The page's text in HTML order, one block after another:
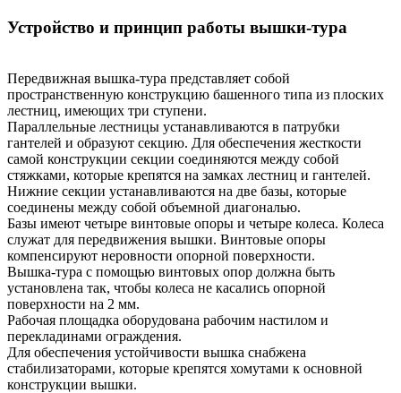
Устройство и принцип работы вышки-тура
Передвижная вышка-тура представляет собой
пространственную конструкцию башенного типа из плоских
лестниц, имеющих три ступени.
Параллельные лестницы устанавливаются в патрубки
гантелей и образуют секцию. Для обеспечения жесткости
самой конструкции секции соединяются между собой
стяжками, которые крепятся на замках лестниц и гантелей.
Нижние секции устанавливаются на две базы, которые
соединены между собой объемной диагональю.
Базы имеют четыре винтовые опоры и четыре колеса. Колеса
служат для передвижения вышки. Винтовые опоры
компенсируют неровности опорной поверхности.
Вышка-тура с помощью винтовых опор должна быть
установлена так, чтобы колеса не касались опорной
поверхности на 2 мм.
Рабочая площадка оборудована рабочим настилом и
перекладинами ограждения.
Для обеспечения устойчивости вышка снабжена
стабилизаторами, которые крепятся хомутами к основной
конструкции вышки.